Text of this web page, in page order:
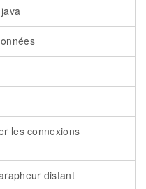
les connexions
distant